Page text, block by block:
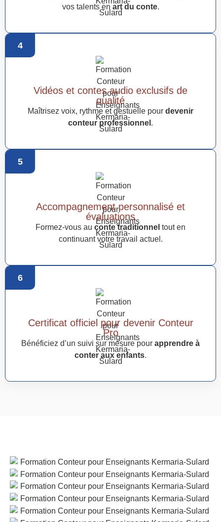
vos talents en art du conte.
4
Vidéos et contes audio exclusifs de
qualité
Maîtrisez voix, rythme et gestuelle pour devenir
conteur professionnel .
5
Accompagnement personnalisé et
évaluations
Formez-vous au conte traditionnel tout en
continuant votre travail actuel.
6
Certificat officiel pour devenir Conteur
Pro
Bénéficiez d’un suivi sur mesure pour apprendre à
conter aux enfants.